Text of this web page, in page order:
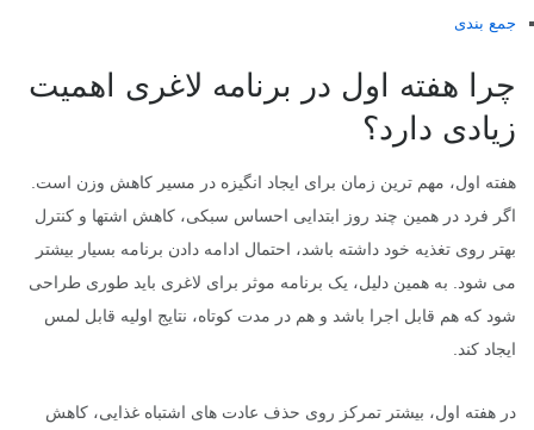
جمع بندی
چرا هفته اول در برنامه لاغری اهمیت
زیادی دارد؟
هفته اول، مهم ترین زمان برای ایجاد انگیزه در مسیر کاهش وزن است.
اگر فرد در همین چند روز ابتدایی احساس سبکی، کاهش اشتها و کنترل
بهتر روی تغذیه خود داشته باشد، احتمال ادامه دادن برنامه بسیار بیشتر
می شود. به همین دلیل، یک برنامه موثر برای لاغری باید طوری طراحی
شود که هم قابل اجرا باشد و هم در مدت کوتاه، نتایج اولیه قابل لمس
ایجاد کند.
در هفته اول، بیشتر تمرکز روی حذف عادت های اشتباه غذایی، کاهش